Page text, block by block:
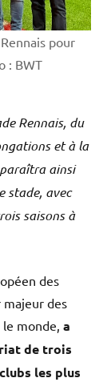
pour
: BWT
Rennais, du
et à la
ainsi
stade, avec
saisons à
des
des
le monde, a
de trois
les plus